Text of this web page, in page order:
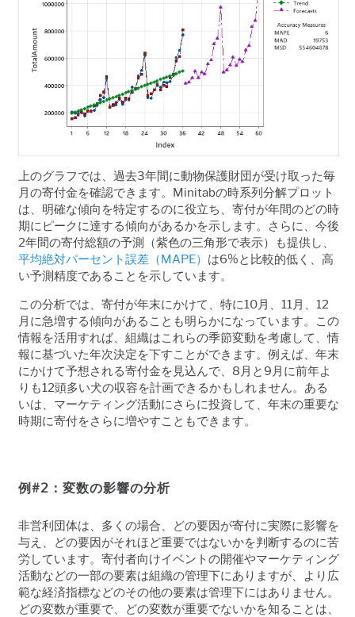
上のグラフでは、過去3年間に動物保護財団が受け取った毎
月の寄付金を確認できます。
Minitabの時系列分解プロット
は、明確な傾向を特定するのに役立ち、寄付が年間のどの時
期にピークに達する傾向があるかを示します。さらに、今後
2年間の寄付総額の予測（紫色の三角形で表示）も提供し、
平均絶対パーセント誤差（ MAPE） は6%と比較的低く、高
い予測精度であることを示しています。
この分析では、寄付が年末にかけて、特に10月、 11月、 12
月に急増する傾向があることも明らかになっています。この
情報を活用すれば、組織はこれらの季節変動を考慮して、情
報に基づいた年次決定を下すことができます。例えば、年末
にかけて予想される寄付金を見込んで、 8月と9月に前年よ
りも12頭多い犬の収容を計画できるかもしれません。ある
いは、マーケティング活動にさらに投資して、年末の重要な
時期に寄付をさらに増やすこともできます。
例 #2 ：変数の影響の分析
非営利団体は、多くの場合、どの要因が寄付に実際に影響を
与え、どの要因がそれほど重要ではないかを判断するのに苦
労しています。寄付者向けイベントの開催やマーケティング
活動などの一部の要素は組織の管理下にありますが、より広
範な経済指標などのその他の要素は管理下にはありません。
どの変数が重要で、どの変数が重要でないかを知ることは、